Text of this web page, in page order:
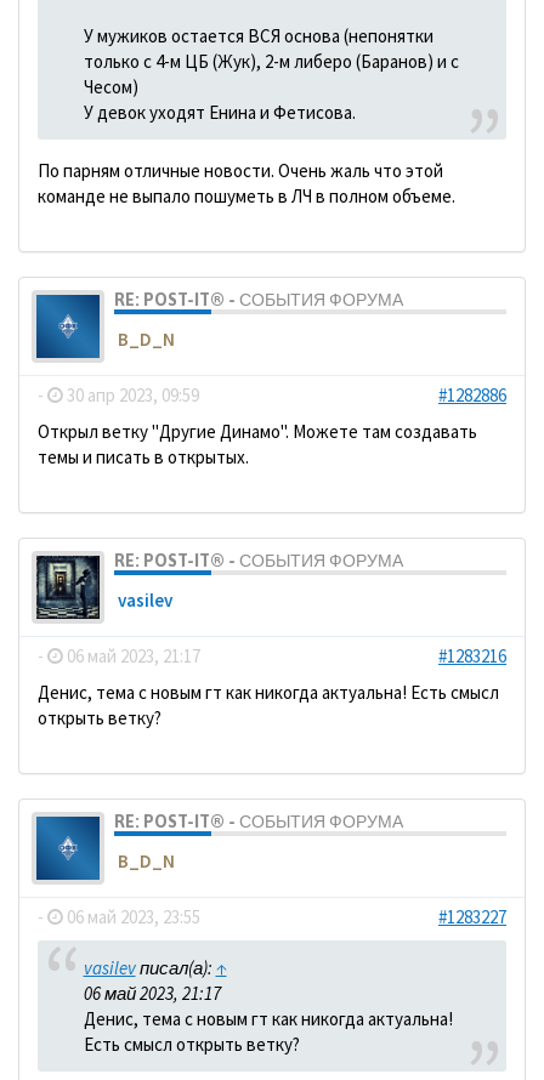
У мужиков остается ВСЯ основа (непонятки
только с 4-м ЦБ (Жук), 2-м либеро (Баранов) и с
Чесом)
У девок уходят Енина и Фетисова.
По парням отличные новости. Очень жаль что этой
команде не выпало пошуметь в ЛЧ в полном объеме.
RE: POST-IT® - СОБЫТИЯ ФОРУМА
B_D_N
- 30 апр 2023, 09:59
#1282886
Открыл ветку "Другие Динамо". Можете там создавать
темы и писать в открытых.
RE: POST-IT® - СОБЫТИЯ ФОРУМА
vasilev
- 06 май 2023, 21:17
#1283216
Денис, тема с новым гт как никогда актуальна! Есть смысл
открыть ветку?
RE: POST-IT® - СОБЫТИЯ ФОРУМА
B_D_N
- 06 май 2023, 23:55 #1283227
vasilevписал(а): ↑
06 май 2023, 21:17
Денис, тема с новым гт как никогда актуальна!
Есть смысл открыть ветку?